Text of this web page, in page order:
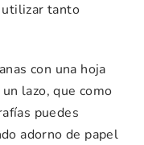
utilizar tanto
con una hoja
lazo, que como
puedes
adorno de papel